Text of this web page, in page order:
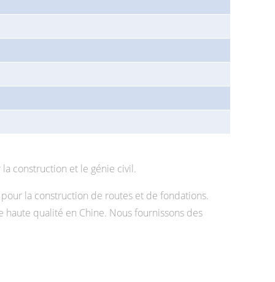
construction et le génie civil.
la construction de routes et de fondations.
qualité en Chine. Nous fournissons des